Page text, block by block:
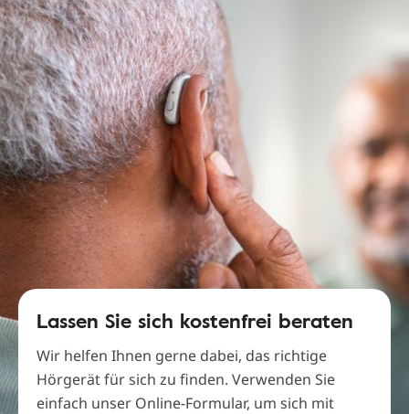
Lassen Sie sich kostenfrei beraten
Wir helfen Ihnen gerne dabei, das richtige
Hörgerät für sich zu finden. Verwenden Sie
einfach unser Online-Formular, um sich mit